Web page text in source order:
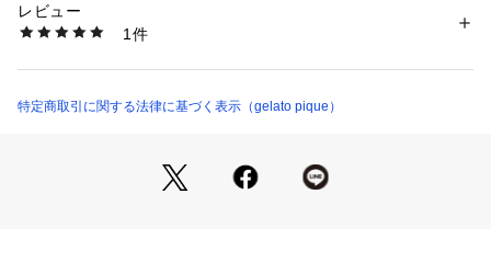
のように寄り添うgelato piqueのデザイン。「ROOMIES」を
テーマに、SESAME STREETとgelato piqueの新たなコラボ
てアーニーとバートをランダムにプリントした総柄のおむつポ
イテムが描かれています。ダブルジップで開閉しやすく、中に
Lサイズのおむつを6枚収納可能。フックに掛けられるハンドル
商品番号：
PPGB261666 （ショップ）
レビュー
1件
特定商取引に関する法律に基づく表示（gelato pique）